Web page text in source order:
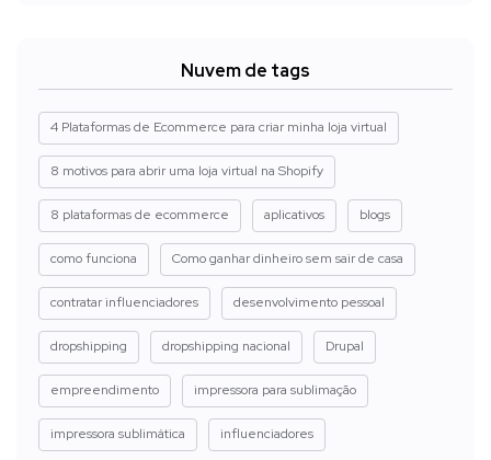
Nuvem de tags
4 Plataformas de Ecommerce para criar minha loja virtual
8 motivos para abrir uma loja virtual na Shopify
8 plataformas de ecommerce aplicativos blogs
como funciona Como ganhar dinheiro sem sair de casa
contratar influenciadores desenvolvimento pessoal
dropshipping dropshipping nacional Drupal
empreendimento impressora para sublimação
impressora sublimática influenciadores